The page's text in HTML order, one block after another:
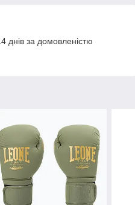
днів за домовленістю